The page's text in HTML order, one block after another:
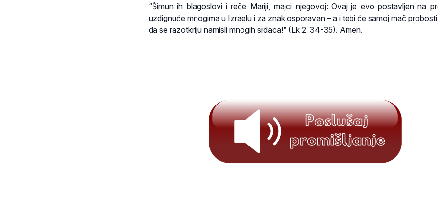
“Šimun ih blagoslovi i reče Mariji, majci njegovoj: Ovaj je evo postavljen na
uzdignuće mnogima u Izraelu i za znak osporavan – a i tebi će samoj mač
da se razotkriju namisli mnogih srdaca!“ (Lk 2, 34-35). Amen.